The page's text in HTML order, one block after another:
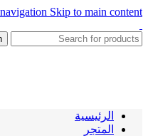
Skip to main content
الرئيسية
المتجر